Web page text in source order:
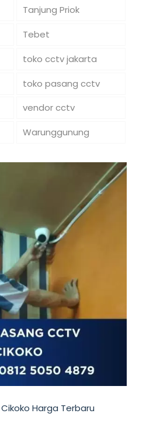
Tanjung Priok
Tebet
toko cctv jakarta
toko pasang cctv
vendor cctv
Warunggunung
Harga Terbaru